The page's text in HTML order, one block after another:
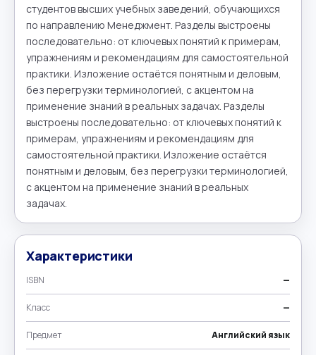
студентов высших учебных заведений, обучающихся
по направлению Менеджмент. Разделы выстроены
последовательно: от ключевых понятий к примерам,
упражнениям и рекомендациям для самостоятельной
практики. Изложение остаётся понятным и деловым,
без перегрузки терминологией, с акцентом на
применение знаний в реальных задачах. Разделы
выстроены последовательно: от ключевых понятий к
примерам, упражнениям и рекомендациям для
самостоятельной практики. Изложение остаётся
понятным и деловым, без перегрузки терминологией,
с акцентом на применение знаний в реальных
задачах.
Характеристики
ISBN —
Класс —
Предмет Английский язык